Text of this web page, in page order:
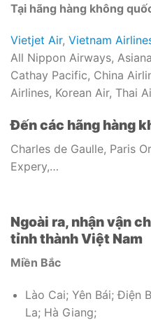
Tại hãng hàng không
Vietjet Air, Vietnam
All Nippon Airways,
Cathay Pacific, China
Airlines, Korean Air, Thai
Đến các hãng hàng
Charles de Gaulle, Paris
Expery,…
Ngoài ra, nhận vận
tỉnh thành Việt Nam
Miền Bắc
Lào Cai; Yên Bái; Điện
La; Hà Giang;